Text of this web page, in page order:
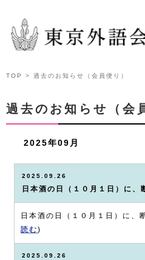
TOP > 過去のお知らせ（会員便り）
過去のお知らせ（会
2025年09月
2025.09.26
日本酒の日（１０月１日）に、
日本酒の日（１０月１日）に
読む )
2025.09.26